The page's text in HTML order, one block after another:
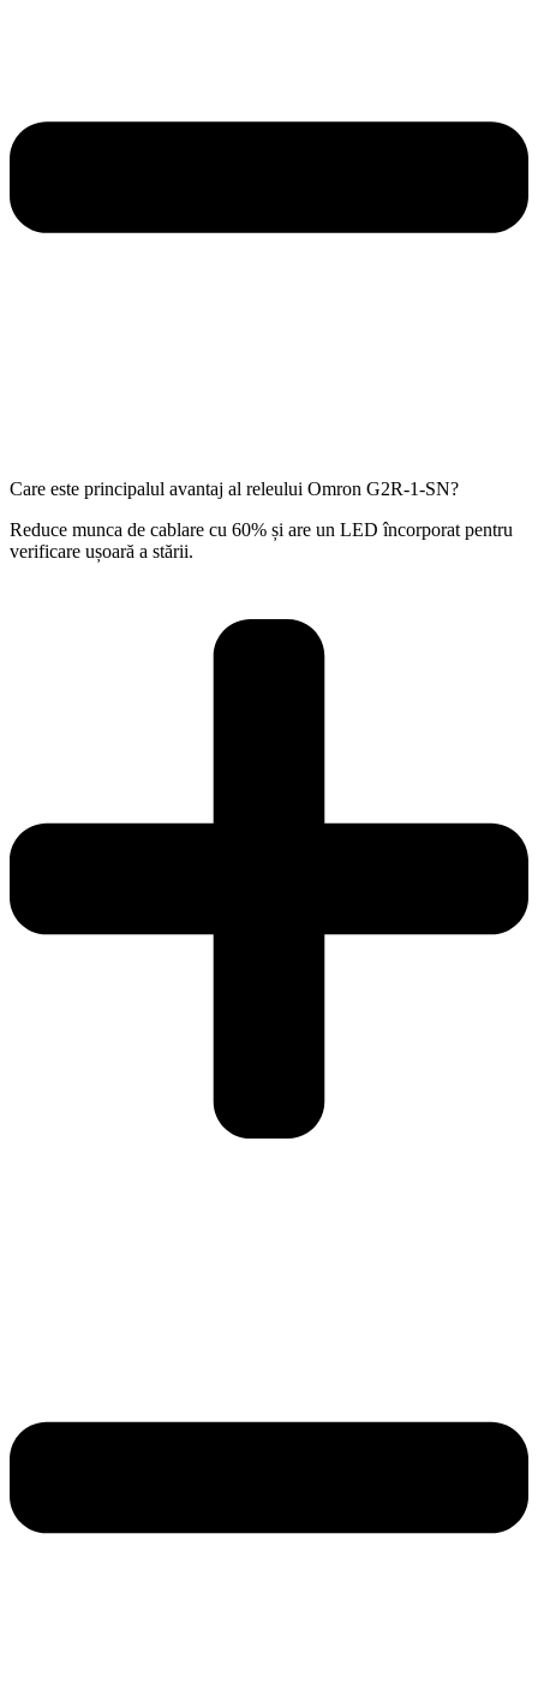
Care este principalul avantaj al releului Omron G2R-1-SN?
Reduce munca de cablare cu 60% și are un LED încorporat pentru
verificare ușoară a stării.